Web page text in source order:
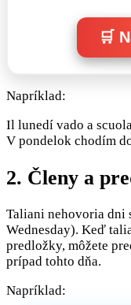
🛒
Napríklad:
Il lunedí vado a
V pondelok chodím
2. Členy a
Taliani nehovoria dni
Wednesday). Keď
predložky, môžete
prípad tohto dňa.
Napríklad: